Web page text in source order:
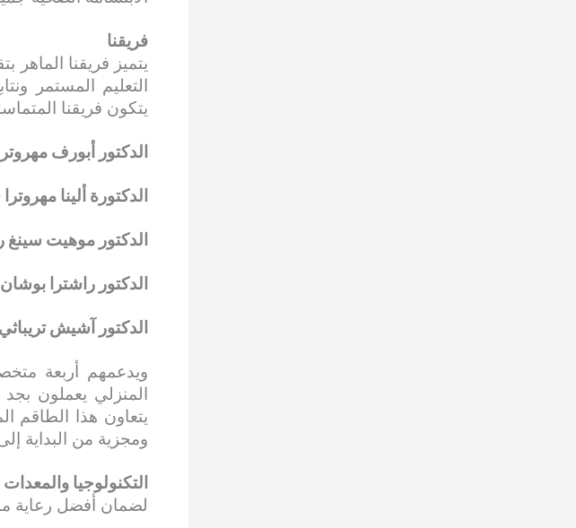
فريقنا
يتميز فريقنا
التعليم المستمر
يتكون فريقنا
الدكتور أبورف مهروترا
الدكتورة ألينا مهروترا
الدكتور موهيت
الدكتور راشترا بوشان
الدكتور آشيش تريباثي
ويدعمهم أربعة
المنزلي يعملون
يتعاون هذا
ومجزية من البداية
التكنولوجيا
لضمان أفضل رعاية